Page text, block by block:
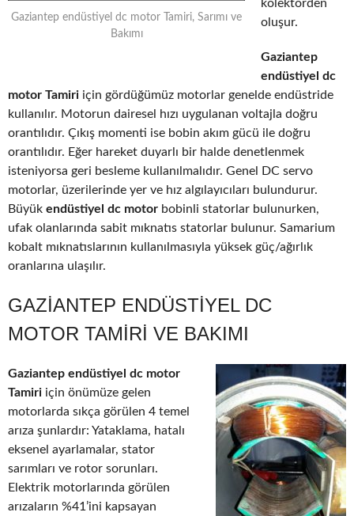
Gaziantep endüstiyel dc motor Tamiri, Sarımı ve
Bakımı
kolektörden
oluşur.
Gaziantep
endüstiyel dc
motor Tamiri için gördüğümüz motorlar genelde endüstride
kullanılır. Motorun dairesel hızı uygulanan voltajla doğru
orantılıdır. Çıkış momenti ise bobin akım gücü ile doğru
orantılıdır. Eğer hareket duyarlı bir halde denetlenmek
isteniyorsa geri besleme kullanılmalıdır. Genel DC servo
motorlar, üzerilerinde yer ve hız algılayıcıları bulundurur.
Büyük endüstiyel dc motor bobinli statorlar bulunurken,
ufak olanlarında sabit mıknatıs statorlar bulunur. Samarium
kobalt mıknatıslarının kullanılmasıyla yüksek güç/ağırlık
oranlarına ulaşılır.
GAZIANTEP ENDÜSTIYEL DC
MOTOR TAMIRI VE BAKIMI
Gaziantep endüstiyel dc motor
Tamiri için önümüze gelen
motorlarda sıkça görülen 4 temel
arıza şunlardır: Yataklama, hatalı
eksenel ayarlamalar, stator
sarımları ve rotor sorunları.
Elektrik motorlarında görülen
arızaların %41’ini kapsayan